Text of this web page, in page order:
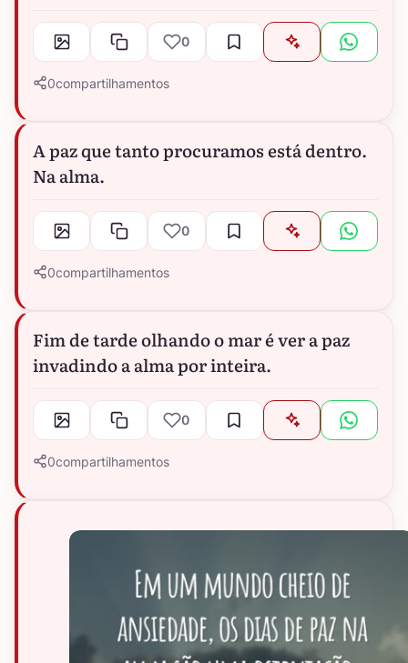
0
0compartilhamentos
A paz que tanto procuramos está dentro.
Na alma.
0
0compartilhamentos
Fim de tarde olhando o mar é ver a paz
invadindo a alma por inteira.
0
0compartilhamentos